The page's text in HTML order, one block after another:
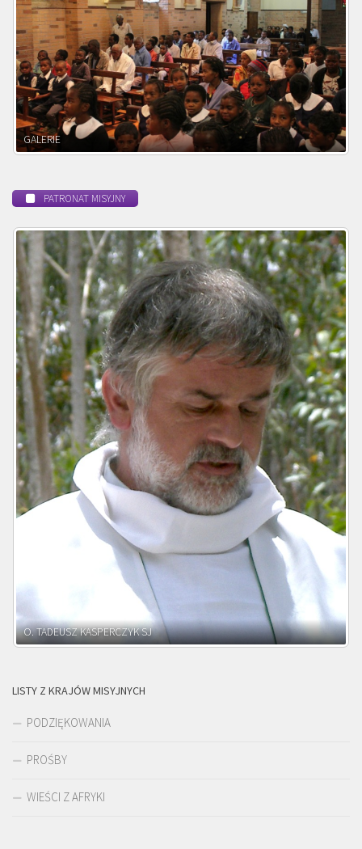
POWOŁANIE MISYJNE
PATRONAT MISYJNY
O. ADNRZEJ LEŚNIARA SJ
LISTY Z KRAJÓW MISYJNYCH
PODZIĘKOWANIA
PROŚBY
WIEŚCI Z AFRYKI